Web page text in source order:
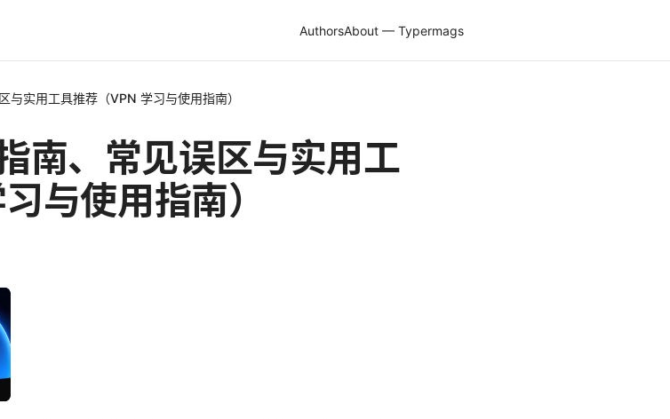
AuthorsAbout — Typermags
与实用工具推荐（VPN 学习与使用指南）
南、常见误区与实用工
与使用指南）